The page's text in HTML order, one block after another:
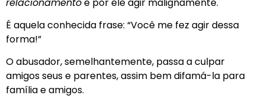
É aquela conhecida frase: “Você me fez agir dessa
forma!”
O abusador, semelhantemente, passa a culpar
amigos seus e parentes, assim bem difamá-la para
família e amigos.